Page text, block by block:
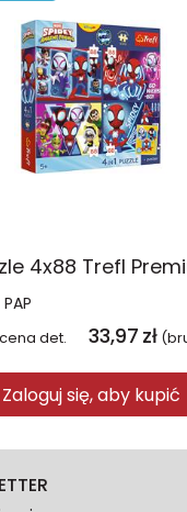
det. 33,97 zł
Zaloguj się, aby kupić